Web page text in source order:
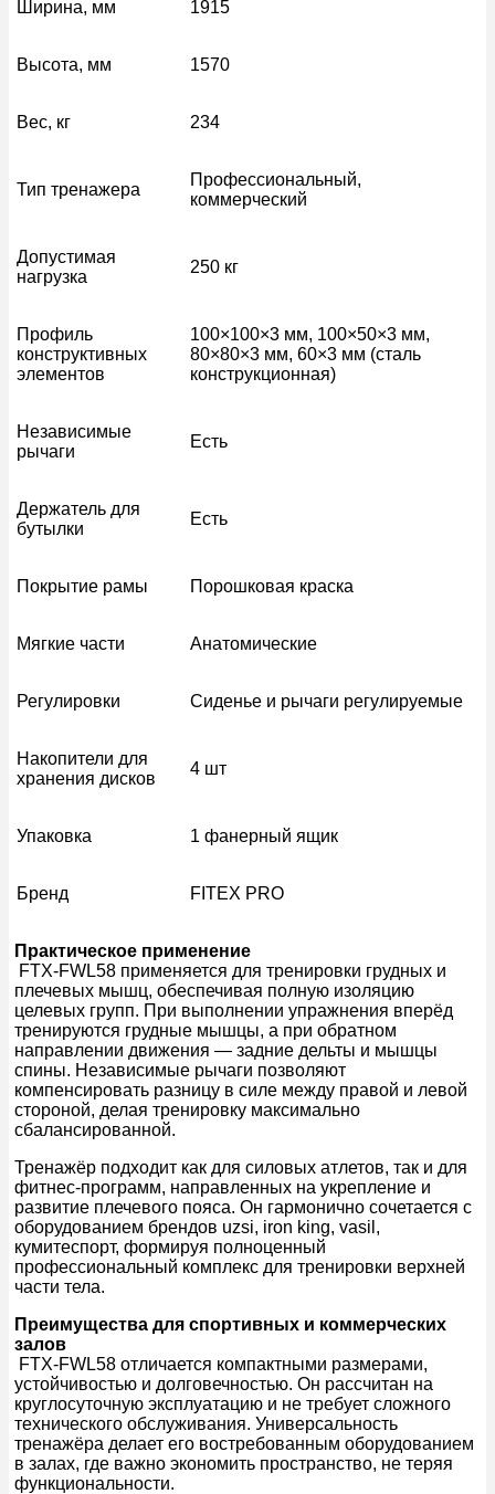
Ширина, мм 1915
Высота, мм 1570
Вес, кг 234
Тип тренажера
Профессиональный,
коммерческий
Допустимая
нагрузка
250 кг
Профиль
конструктивных
элементов
100×100×3 мм, 100×50×3 мм,
80×80×3 мм, 60×3 мм (сталь
конструкционная)
Независимые
рычаги
Есть
Держатель для
бутылки
Есть
Покрытие рамы Порошковая краска
Мягкие части Анатомические
Регулировки Сиденье и рычаги регулируемые
Накопители для
хранения дисков
4 шт
Упаковка 1 фанерный ящик
Бренд FITEX PRO
Практическое применение
FTX-FWL58 применяется для тренировки грудных и
плечевых мышц, обеспечивая полную изоляцию
целевых групп. При выполнении упражнения вперёд
тренируются грудные мышцы, а при обратном
направлении движения — задние дельты и мышцы
спины. Независимые рычаги позволяют
компенсировать разницу в силе между правой и левой
стороной, делая тренировку максимально
сбалансированной.
Тренажёр подходит как для силовых атлетов, так и для
фитнес-программ, направленных на укрепление и
развитие плечевого пояса. Он гармонично сочетается с
оборудованием брендов uzsi, iron king, vasil,
кумитеспорт, формируя полноценный
профессиональный комплекс для тренировки верхней
части тела.
Преимущества для спортивных и коммерческих
залов
FTX-FWL58 отличается компактными размерами,
устойчивостью и долговечностью. Он рассчитан на
круглосуточную эксплуатацию и не требует сложного
технического обслуживания. Универсальность
тренажёра делает его востребованным оборудованием
в залах, где важно экономить пространство, не теряя
функциональности.